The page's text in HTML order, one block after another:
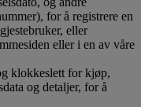
for å registrere en
eller
eller i en av våre
klokkeslett for kjøp,
og detaljer, for å